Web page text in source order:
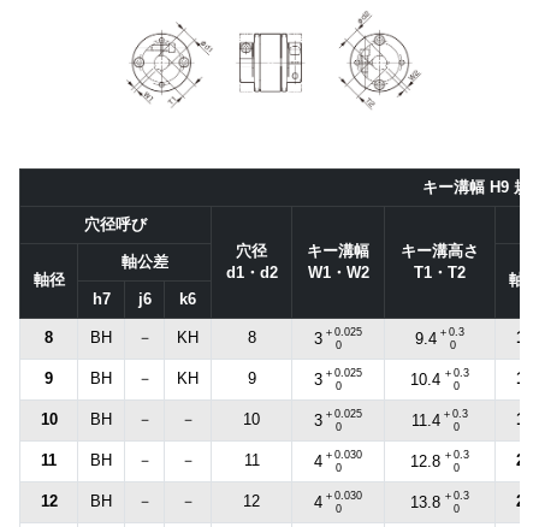
キー溝幅 H9 規
穴径呼び
穴径
d1・d2
キー溝幅
W1・W2
キー溝高さ
T1・T2
軸径
軸公差
軸径
h7
j6 k6
8 BH － KH 8 3 ＋0.025
0
9.4 ＋0.3
0
17
9 BH － KH 9 3 ＋0.025
0
10.4 ＋0.3
0
18
10 BH － － 10 3 ＋0.025
0
11.4 ＋0.3
0
19
11 BH － － 11 4 ＋0.030
0
12.8 ＋0.3
0
20
12 BH － － 12 4 ＋0.030
0
13.8 ＋0.3
0
22